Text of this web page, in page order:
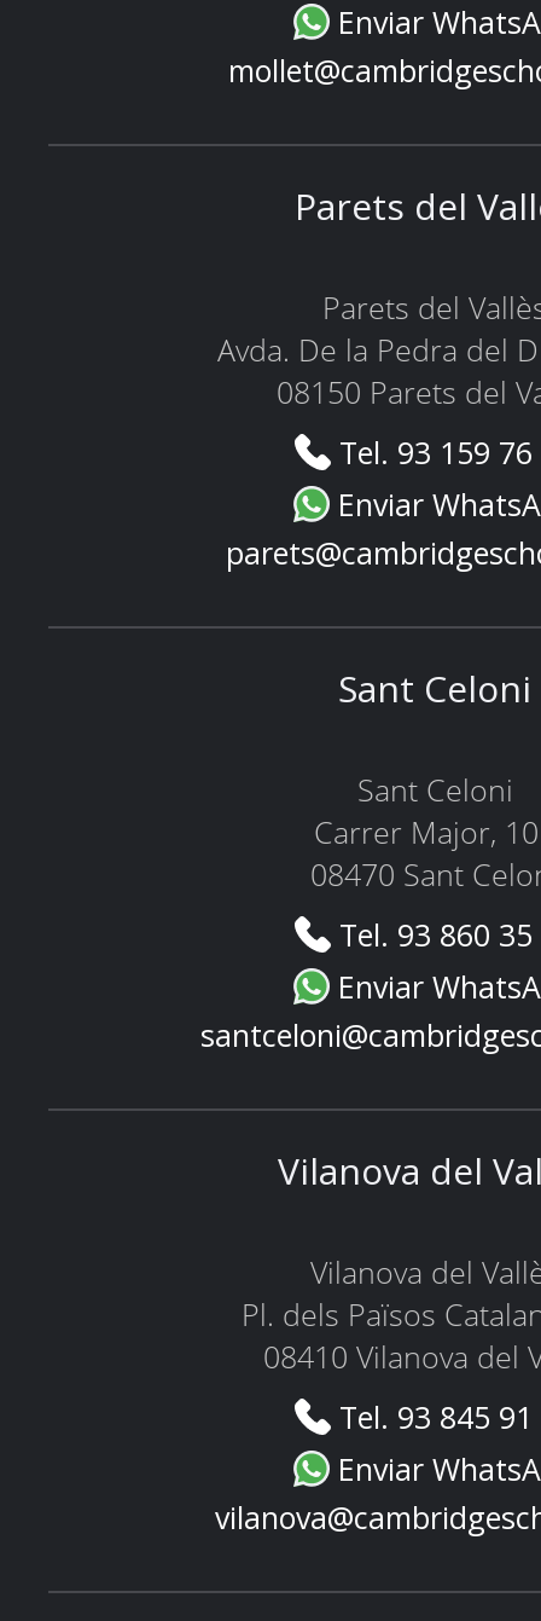
Enviar
Parets del
Parets del
Avda. De la Pedra del
08150 Parets del
Tel. 93 159
Enviar
Sant Celoni
Sant Celoni
Carrer Major,
08470 Sant
Tel. 93 860
Enviar
Vilanova del
Vilanova del
Pl. dels Països
08410 Vilanova del
Tel. 93 845
Enviar